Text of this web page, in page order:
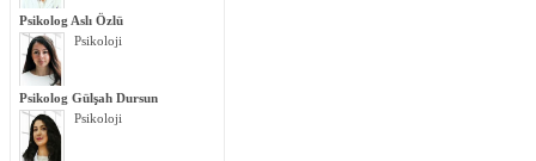
Psikolog Aslı Özlü
Psikoloji
Psikolog Gülşah Dursun
Psikoloji